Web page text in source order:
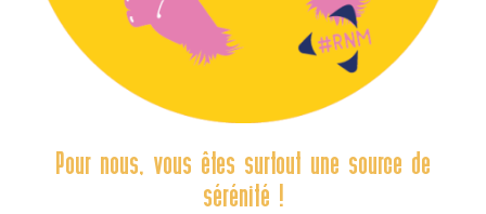
Pour nous, vous êtes surtout une source de
sérénité !